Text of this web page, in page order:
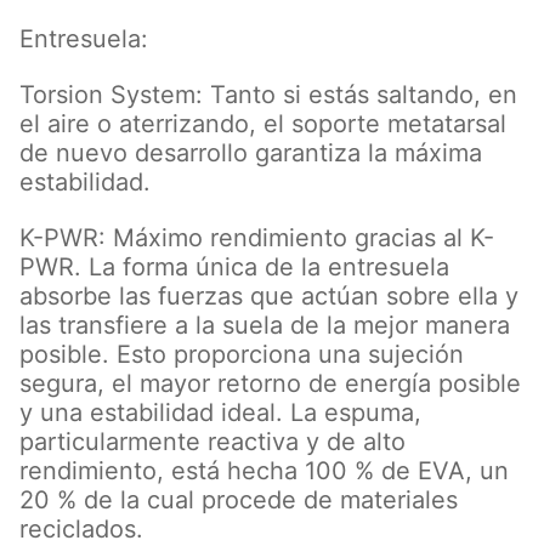
Entresuela:
Torsion System: Tanto si estás saltando, en
el aire o aterrizando, el soporte metatarsal
de nuevo desarrollo garantiza la máxima
estabilidad.
K-PWR: Máximo rendimiento gracias al K-
PWR. La forma única de la entresuela
absorbe las fuerzas que actúan sobre ella y
las transfiere a la suela de la mejor manera
posible. Esto proporciona una sujeción
segura, el mayor retorno de energía posible
y una estabilidad ideal. La espuma,
particularmente reactiva y de alto
rendimiento, está hecha 100 % de EVA, un
20 % de la cual procede de materiales
reciclados.